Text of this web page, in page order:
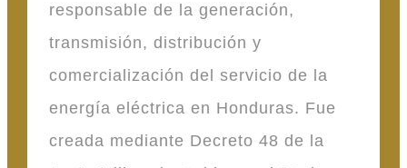
responsable de la generación,
transmisión, distribución y
comercialización del servicio de la
energía eléctrica en Honduras. Fue
creada mediante Decreto 48 de la